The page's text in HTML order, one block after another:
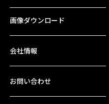
画像ダウンロード
会社情報
お問い合わせ